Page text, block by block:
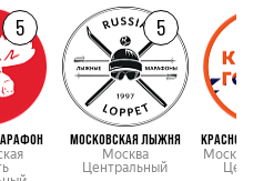
5 5
МОСКОВСКАЯ ЛЫЖНЯ
Москва
Центральный